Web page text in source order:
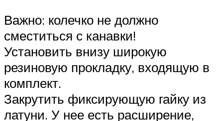
Важно: колечко не должно
сместиться с канавки!
Установить внизу широкую
резиновую прокладку, входящую в
комплект.
Закрутить фиксирующую гайку из
латуни. У нее есть расширение,